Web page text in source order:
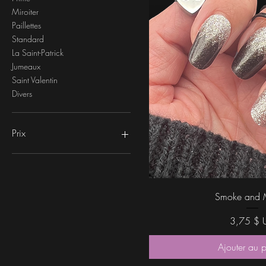
Miroiter
Paillettes
Standard
La Saint-Patrick
Jumeaux
Saint Valentin
Divers
Prix
Aperçu
Smoke and
Prix
3,75 $
Ajouter au